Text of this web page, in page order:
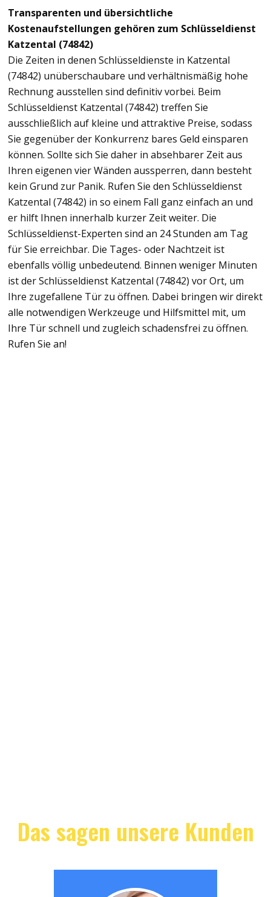
Transparenten und übersichtliche
Kostenaufstellungen gehören zum Schlüsseldienst
Katzental (74842)
Die Zeiten in denen Schlüsseldienste in Katzental
(74842) unüberschaubare und verhältnismäßig hohe
Rechnung ausstellen sind definitiv vorbei. Beim
Schlüsseldienst Katzental (74842) treffen Sie
ausschließlich auf kleine und attraktive Preise, sodass
Sie gegenüber der Konkurrenz bares Geld einsparen
können. Sollte sich Sie daher in absehbarer Zeit aus
Ihren eigenen vier Wänden aussperren, dann besteht
kein Grund zur Panik. Rufen Sie den Schlüsseldienst
Katzental (74842) in so einem Fall ganz einfach an und
er hilft Ihnen innerhalb kurzer Zeit weiter. Die
Schlüsseldienst-Experten sind an 24 Stunden am Tag
für Sie erreichbar. Die Tages- oder Nachtzeit ist
ebenfalls völlig unbedeutend. Binnen weniger Minuten
ist der Schlüsseldienst Katzental (74842) vor Ort, um
Ihre zugefallene Tür zu öffnen. Dabei bringen wir direkt
alle notwendigen Werkzeuge und Hilfsmittel mit, um
Ihre Tür schnell und zugleich schadensfrei zu öffnen.
Rufen Sie an!
Das sagen unsere Kunden